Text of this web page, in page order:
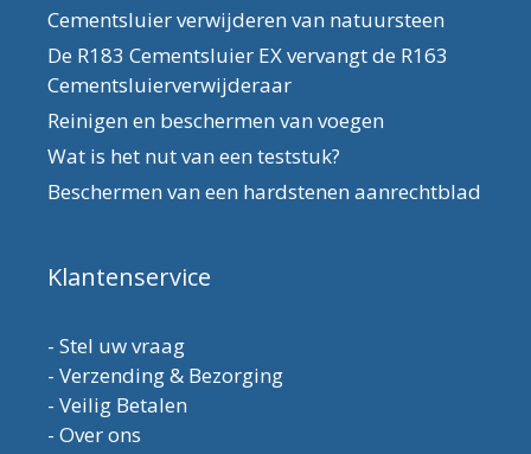
Cementsluier verwijderen van natuursteen
De R183 Cementsluier EX vervangt de R163
Cementsluierverwijderaar
Reinigen en beschermen van voegen
Wat is het nut van een teststuk?
Beschermen van een hardstenen aanrechtblad
Klantenservice
- Stel uw vraag
- Verzending & Bezorging
- Veilig Betalen
- Over ons